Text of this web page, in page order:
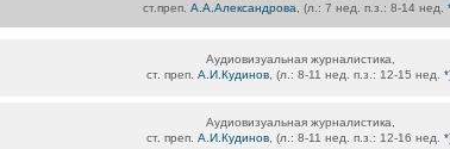
ст.преп. А.А.Александрова , (л.: 7 нед. п.з.: 8-14 нед.
Аудиовизуальная журналистика,
ст. преп. А.И.Кудинов, (л.: 8-11 нед. п.з.: 12-15 нед. *
Аудиовизуальная журналистика,
ст. преп. А.И.Кудинов, (л.: 8-11 нед. п.з.: 12-16 нед. *